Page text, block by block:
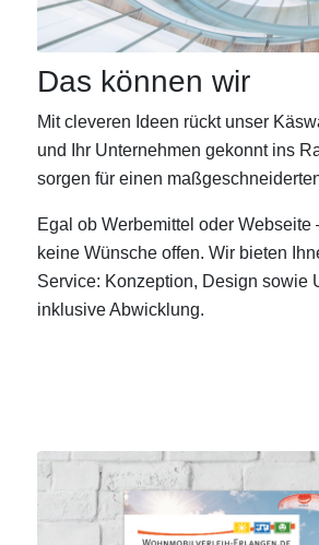
Das können wir
Mit cleveren Ideen rückt unser
und Ihr Unternehmen gekonnt ins
sorgen für einen
Egal ob Werbemittel oder Webseite
keine Wünsche offen. Wir bieten
Service: Konzeption, Design sowie
inklusive Abwicklung.